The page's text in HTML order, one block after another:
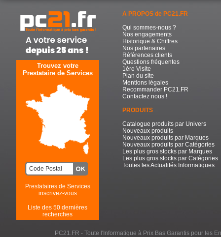
Trouvez votre
Prestataire de Services
Prestataires de Services
inscrivez-vous
Liste des 50 dernières
recherches
A PROPOS de PC21.FR
Qui sommes-nous ?
Nos engagements
Historique & Chiffres
Nos partenaires
Références clients
Questions fréquentes
1ère Visite
Plan du site
Mentions légales
Recommander PC21.FR
Contactez nous !
PRODUITS
Catalogue produits par Univers
Nouveaux produits
Nouveaux produits par Marques
Nouveaux produits par Catégories
Les plus gros stocks par Marques
Les plus gros stocks par Catégories
Toutes les Actualités Informatiques
PC21.FR - Toute l'Informatique à Prix Bas Garantis pour les